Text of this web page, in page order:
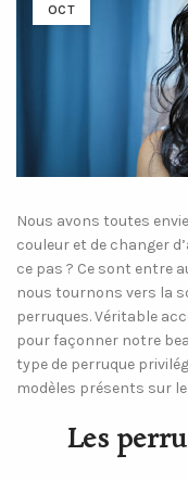
OCT
Nous avons toutes
couleur et de changer
ce pas ? Ce sont entre
nous tournons vers la
perruques. Véritable
pour façonner notre
type de perruque
modèles présents sur
Les